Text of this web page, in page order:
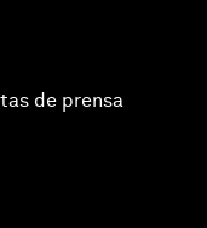
de prensa